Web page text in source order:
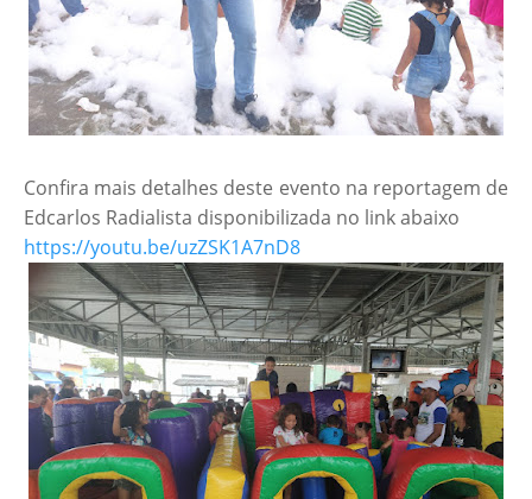
Confira mais detalhes deste evento na reportagem de
Edcarlos Radialista disponibilizada no link abaixo
https://youtu.be/uzZSK1A7nD8